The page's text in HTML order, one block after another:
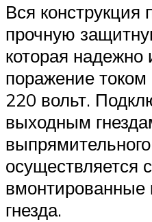
Вся
прочную
которая надежно
поражение
220 вольт.
выходным
осуществляется
вмонтированные
гнезда.